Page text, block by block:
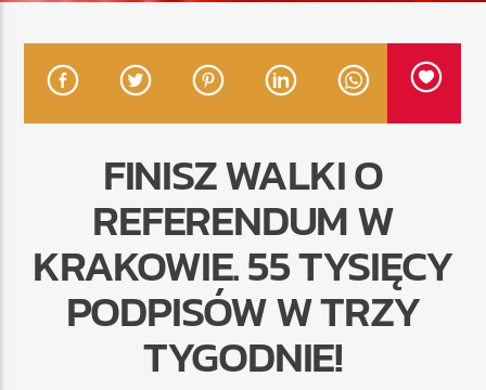
TERAZ
RADIO STREFA MUZY
Radio Strefa Muzy
FINISZ WALKI O
REFERENDUM W
KRAKOWIE. 55 TYSIĘCY
PODPISÓW W TRZY
TYGODNIE!